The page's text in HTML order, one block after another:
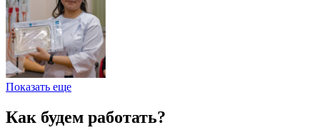
Показать еще
Как будем работать?